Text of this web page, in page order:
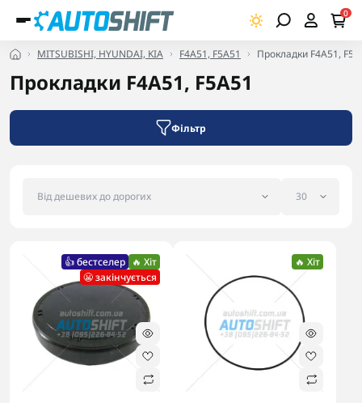
0
MITSUBISHI, HYUNDAI, KIA F4A51, F5A51 Прокладки F4A51,
Прокладки F4A51, F5A51
Фільтр
👍 бестселер 🔥 Хіт
😬 закінчується
🔥 Хіт